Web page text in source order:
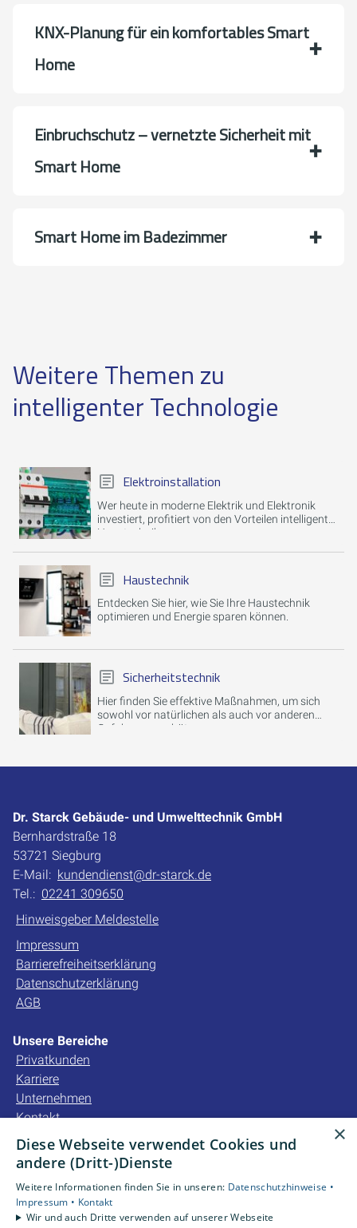
KNX-Planung für ein komfortables Smart
Home
Einbruchschutz – vernetzte Sicherheit mit
Smart Home
Smart Home im Badezimmer
Weitere Themen zu
intelligenter Technologie
Elektroinstallation
Wer heute in moderne Elektrik und Elektronik
investiert, profitiert von den Vorteilen intelligenter
Haustechnik.
Haustechnik
Entdecken Sie hier, wie Sie Ihre Haustechnik
optimieren und Energie sparen können.
Sicherheitstechnik
Hier finden Sie effektive Maßnahmen, um sich
sowohl vor natürlichen als auch vor anderen
Gefahren zu schützen.
Dr. Starck Gebäude- und Umwelttechnik GmbH
Bernhardstraße 18
53721 Siegburg
E-Mail: kundendienst@dr-starck.de
Tel.: 02241 309650
Hinweisgeber Meldestelle
Impressum
Barrierefreiheitserklärung
Datenschutzerklärung
AGB
Unsere Bereiche
Privatkunden
Karriere
Unternehmen
Kontakt
Unsere Bewertungen
4,2
×
Diese Webseite verwendet Cookies und
andere (Dritt-)Dienste
Weitere Informationen finden Sie in unseren: Datenschutzhinweise •
Impressum • Kontakt
Wir und auch Dritte verwenden auf unserer Webseite